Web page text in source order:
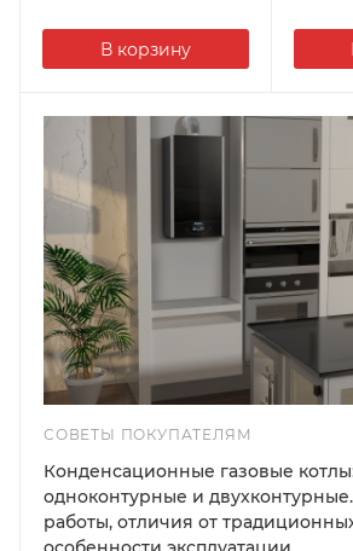
В корзину
СОВЕТЫ ПОКУПАТЕЛЯМ
Конденсационные газовые
одноконтурные и
работы, отличия от